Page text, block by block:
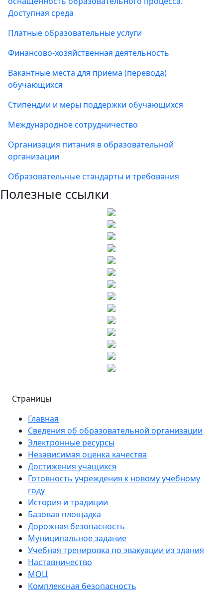
Доступная среда
Платные образовательные услуги
Финансово-хозяйственная деятельность
Вакантные места для приема (перевода)
обучающихся
Стипендии и меры поддержки обучающихся
Международное сотрудничество
Организация питания в образовательной
организации
Образовательные стандарты и требования
Полезные ссылки
Страницы
Главная
Сведения об образовательной организации
Электронные ресурсы
Независимая оценка качества
Достижения учащихся
Готовность учреждения к новому учебному
году
История и традиции
Базовая площадка
Дорожная безопасность
Муниципальное задание
Учебная тренировка по эвакуации из здания
Наставничество
МОЦ
Комплексная безопасность